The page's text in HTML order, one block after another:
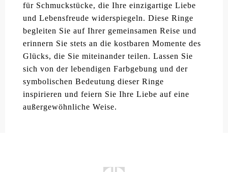
für Schmuckstücke, die Ihre einzigartige Liebe
und Lebensfreude widerspiegeln. Diese Ringe
begleiten Sie auf Ihrer gemeinsamen Reise und
erinnern Sie stets an die kostbaren Momente des
Glücks, die Sie miteinander teilen. Lassen Sie
sich von der lebendigen Farbgebung und der
symbolischen Bedeutung dieser Ringe
inspirieren und feiern Sie Ihre Liebe auf eine
außergewöhnliche Weise.